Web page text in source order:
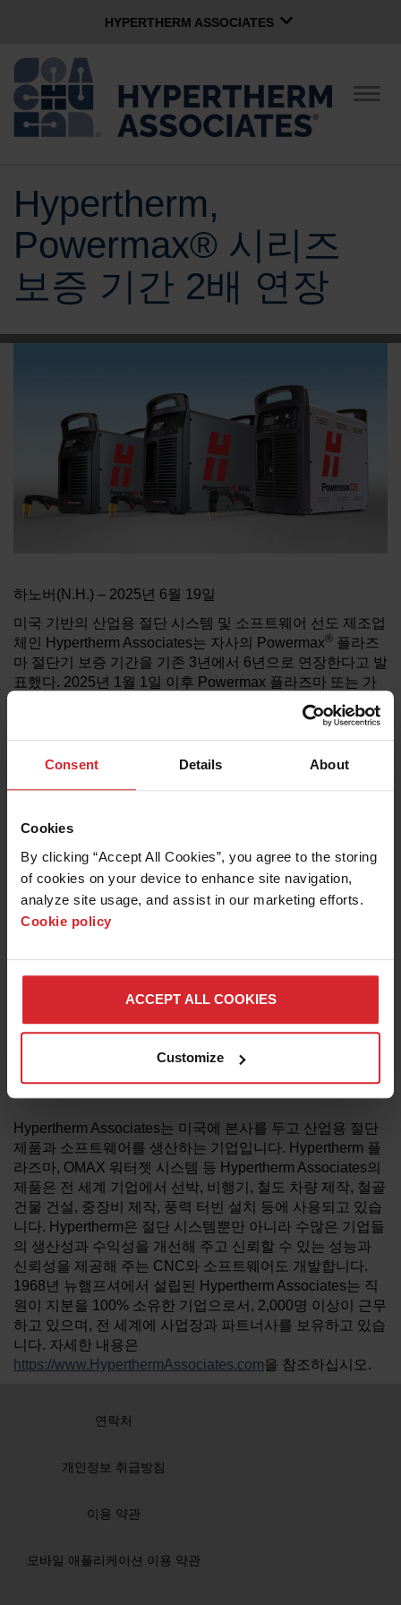
Consent Details About
Cookies
By clicking “Accept All Cookies”, you agree to the storing
of cookies on your device to enhance site navigation,
analyze site usage, and assist in our marketing efforts.
Cookie policy
ACCEPT ALL COOKIES
Customize
HYPERTHERM ASSOCIATES
Hypertherm 플라즈마
OMAX 워터젯
탐
회사
문화
지역사회 서비스
브랜드
Hypertherm,
Powermax® 시리즈
보증 기간 2배 연장
하노버(N.H.) – 2025년 6월 19일
미국 기반의 산업용 절단 시스템 및 소프트웨어 선도 제조업
체인 Hypertherm Associates는 자사의 Powermax® 플라즈
마 절단기 보증 기간을 기존 3년에서 6년으로 연장한다고 발
표했다. 2025년 1월 1일 이후 Powermax 플라즈마 또는 가
우징 시스템을 인도받은 모든 고객은 소급 적용을 통해 연장
플라즈마 시스템을 제공하는 것을 자랑스럽게 생각합니
다.” — Erik Brine, Hypertherm Associates 총괄 매니저
기술에 대한 자신감과 고객이 투자한 장비에서 안심할 수 있
는 가치를 보장하려는 우리의 의지를 보여줍니다.”
다양한 금속 작업자의 요구를 충족하도록 설계된
Powermax 시리즈는 최대 1.5인치(38mm)의 금속을 손쉽고
안정적으로 절단·가우징할 수 있는 7종의 휴대용 전문 플라
수작업 및 자동화 절단·가우징 기능을 폭넓게 제공하여 제조
수증을 보관할 것을 권장하지만, 파워맥스 전원장치에 대한
신규 6년 보증 혜택을 받기 위해 별도의 조치를 취할 필요는
Hypertherm Associates는 미국에 본사를 두고 산업용 절단
제품과 소프트웨어를 생산하는 기업입니다. Hypertherm 플
라즈마, OMAX 워터젯 시스템 등 Hypertherm Associates의
제품은 전 세계 기업에서 선박, 비행기, 철도 차량 제작, 철골
건물 건설, 중장비 제작, 풍력 터빈 설치 등에 사용되고 있습
니다. Hypertherm은 절단 시스템뿐만 아니라 수많은 기업들
의 생산성과 수익성을 개선해 주고 신뢰할 수 있는 성능과
신뢰성을 제공해 주는 CNC와 소프트웨어도 개발합니다.
1968년 뉴햄프셔에서 설립된 Hypertherm Associates는 직
원이 지분을 100% 소유한 기업으로서, 2,000명 이상이 근무
하고 있으며, 전 세계에 사업장과 파트너사를 보유하고 있습
니다. 자세한 내용은
https://www.HyperthermAssociates.com을 참조하십시오.
연락처
개인정보 취급방침
이용 약관
모바일 애플리케이션 이용 약관